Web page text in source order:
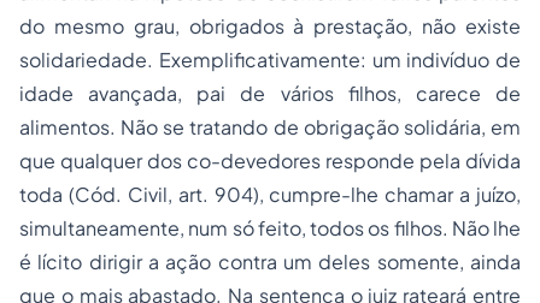
do mesmo grau, obrigados à prestação, não existe
solidariedade. Exemplificativamente: um indivíduo de
idade avançada, pai de vários filhos, carece de
alimentos. Não se tratando de obrigação solidária, em
que qualquer dos co-devedores responde pela dívida
toda (Cód. Civil, art. 904), cumpre-lhe chamar a juízo,
simultaneamente, num só feito, todos os filhos. Não lhe
é lícito dirigir a ação contra um deles somente, ainda
que o mais abastado. Na sentença o juiz rateará entre